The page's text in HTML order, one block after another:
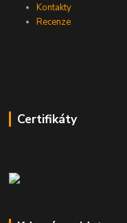
Kontakty
Recenze
Certifikáty